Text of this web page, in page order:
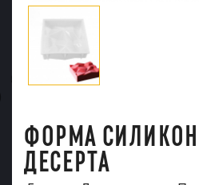
ФОРМА
ДЕСЕРТА